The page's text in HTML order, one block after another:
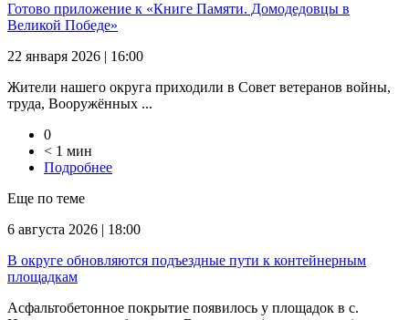
Готово приложение к «Книге Памяти. Домодедовцы в
Великой Победе»
22 января 2026 | 16:00
Жители нашего округа приходили в Совет ветеранов войны,
труда, Вооружённых ...
0
< 1 мин
Подробнее
Еще по теме
6 августа 2026 | 18:00
В округе обновляются подъездные пути к контейнерным
площадкам
Асфальтобетонное покрытие появилось у площадок в с.